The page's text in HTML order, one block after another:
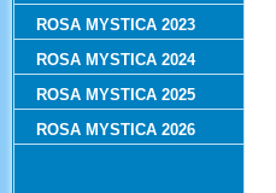
ROSA MYSTICA 2023
ROSA MYSTICA 2024
ROSA MYSTICA 2025
ROSA MYSTICA 2026